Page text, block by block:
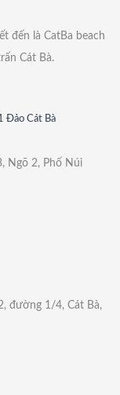
đến là CatBa beach
Cát Bà.
Đảo Cát Bà
Ngõ 2, Phố Núi
đường 1/4, Cát Bà,